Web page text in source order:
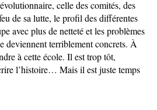
celle des comités, des
de sa lutte, le profil des différentes
avec plus de netteté et les problèmes
deviennent terriblement concrets. À
à cette école. Il est trop tôt,
l’histoire… Mais il est juste temps